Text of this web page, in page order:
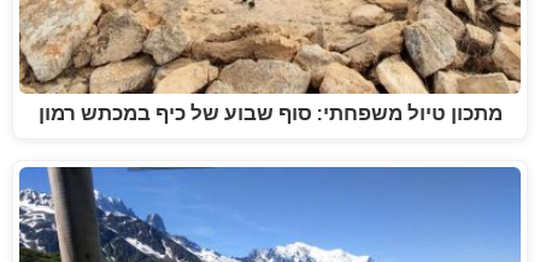
מתכון טיול משפחתי: סוף שבוע של כיף במכתש רמון